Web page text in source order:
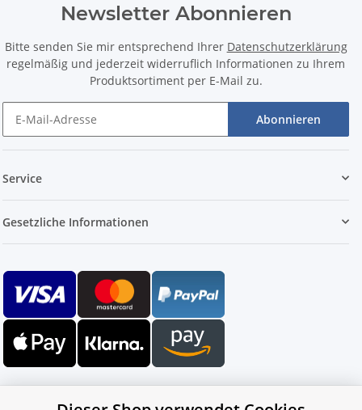
Newsletter Abonnieren
Bitte senden Sie mir entsprechend Ihrer Datenschutzerklärung
regelmäßig und jederzeit widerruflich Informationen zu Ihrem
Produktsortiment per E-Mail zu.
Abonnieren
Service
Gesetzliche Informationen